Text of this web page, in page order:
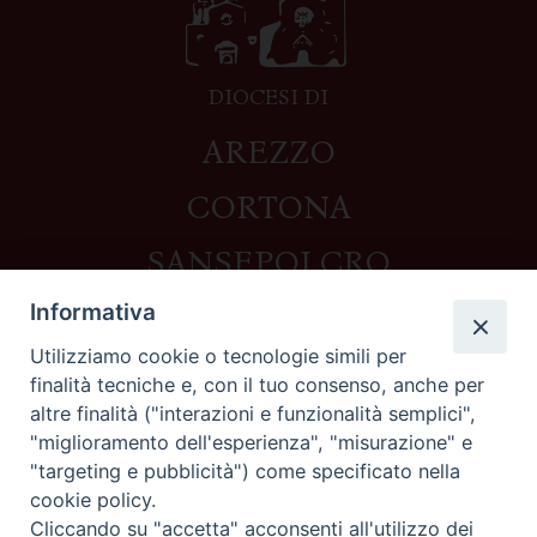
DIOCESI DI
AREZZO
CORTONA
SANSEPOLCRO
Contatti
Piazza del Duomo,1 - 52100 Arezzo
segreteria@diocesi.arezzo.it
Informativa privacy
Informativa
Utilizziamo cookie o tecnologie simili per
finalità tecniche e, con il tuo consenso, anche per
altre finalità ("interazioni e funzionalità semplici",
"miglioramento dell'esperienza", "misurazione" e
"targeting e pubblicità") come specificato nella
cookie policy.
Cliccando su "accetta" acconsenti all'utilizzo dei